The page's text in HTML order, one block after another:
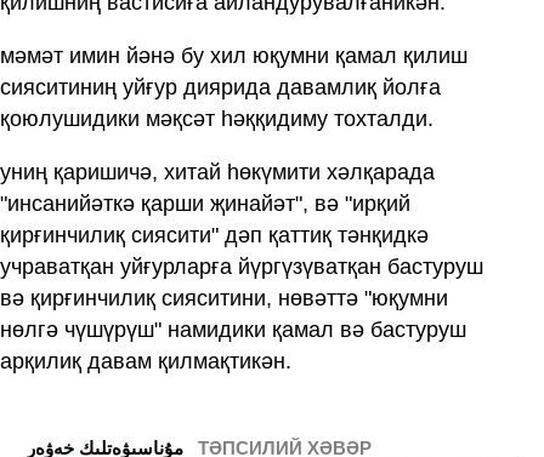
мәмәт имин йәнә бу хил юқумни қамал қилиш
сияситиниң уйғур диярида давамлиқ йолға
қоюлушидики мәқсәт һәққидиму тохталди.
униң қаришичә, хитай һөкүмити хәлқарада
"инсанийәткә қарши җинайәт", вә "ирқий
қирғинчилиқ сиясити" дәп қаттиқ тәнқидкә
учраватқан уйғурларға йүргүзүватқан бастуруш
вә қирғинчилиқ сияситини, нөвәттә "юқумни
нөлгә чүшүрүш" намидики қамал вә бастуруш
арқилиқ давам қилмақтикән.
ТӘПСИЛИЙ ХӘВӘР